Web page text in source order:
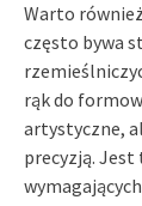
Warto
często bywa
rąk do
artystyczne,
precyzją.